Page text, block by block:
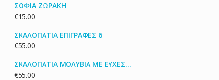
ΣΟΦΙΑ ΖΩΡΑΚΗ
€15.00
ΣΚΑΛΟΠΑΤΙΑ ΕΠΙΓΡΑΦΕΣ 6
€55.00
ΣΚΑΛΟΠΑΤΙΑ ΜΟΛΥΒΙΑ ΜΕ ΕΥΧΕΣ...
€55.00